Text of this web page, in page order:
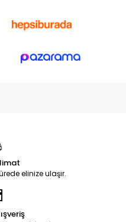
elinize ulaşır.